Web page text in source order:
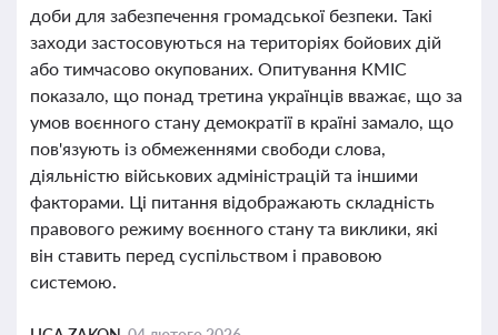
доби для забезпечення громадської безпеки. Такі
заходи застосовуються на територіях бойових дій
або тимчасово окупованих. Опитування КМІС
показало, що понад третина українців вважає, що за
умов воєнного стану демократії в країні замало, що
пов'язують із обмеженнями свободи слова,
діяльністю військових адміністрацій та іншими
факторами. Ці питання відображають складність
правового режиму воєнного стану та виклики, які
він ставить перед суспільством і правовою
системою.